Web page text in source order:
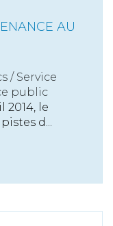
AU
/ Service
public
2014, le
d...